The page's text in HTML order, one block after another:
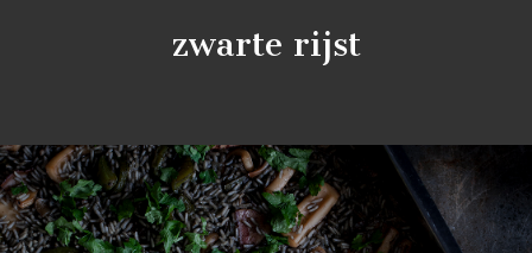
zwarte rijst